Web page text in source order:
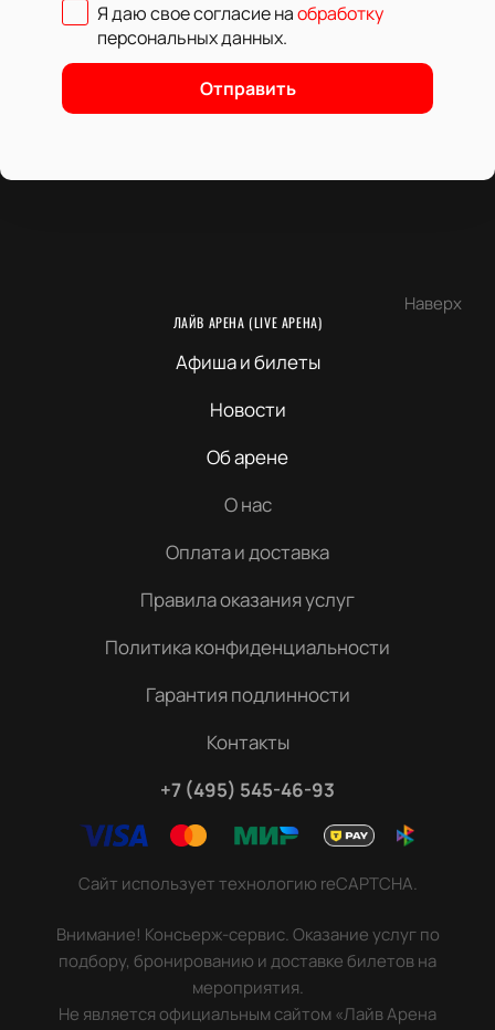
Я даю свое согласие наобработку
персональных данных.
Отправить
Наверх
ЛАЙВ АРЕНА (LIVE АРЕНА)
Афиша и билеты
Новости
Об арене
О нас
Оплата и доставка
Правила оказания услуг
Политика конфиденциальности
Гарантия подлинности
Контакты
+7 (495) 545-46-93
Сайт использует технологию reCAPTCHA.
Внимание! Консьерж-сервис. Оказание услуг по
подбору, бронированию и доставке билетов на
мероприятия.
Не является официальным сайтом «Лайв Арена